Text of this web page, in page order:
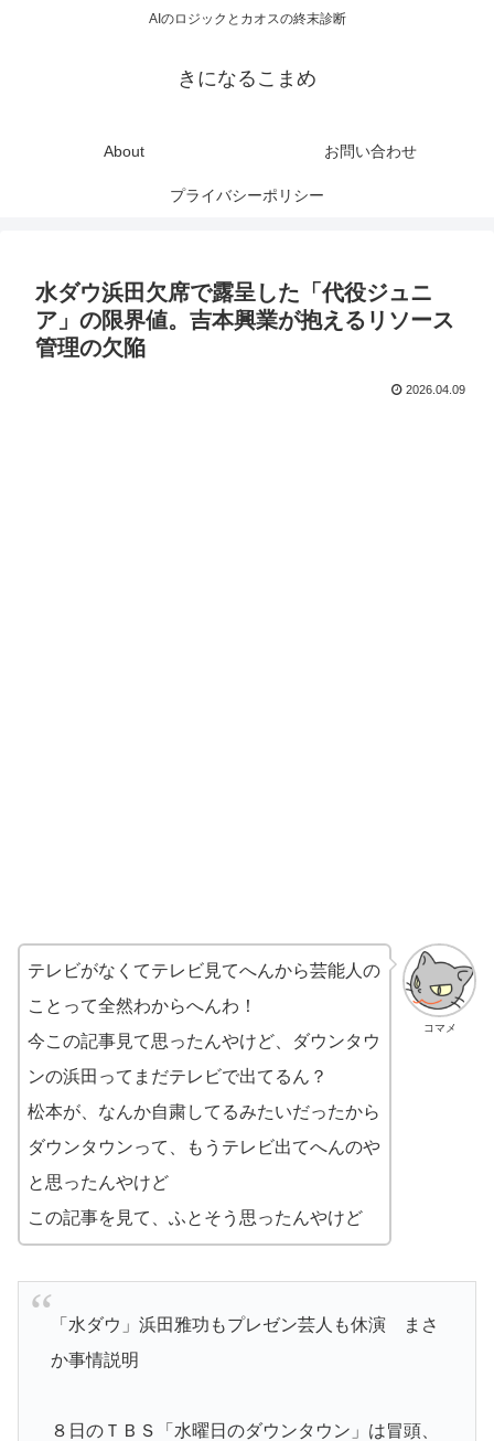
AIのロジックとカオスの終末診断
きになるこまめ
About お問い合わせ
プライバシーポリシー
水ダウ浜田欠席で露呈した「代役ジュニ
ア」の限界値。吉本興業が抱えるリソース
管理の欠陥
2026.04.09
コマメ
テレビがなくてテレビ見てへんから芸能人の
ことって全然わからへんわ！
今この記事見て思ったんやけど、ダウンタウ
ンの浜田ってまだテレビで出てるん？
松本が、なんか自粛してるみたいだったから
ダウンタウンって、もうテレビ出てへんのや
と思ったんやけど
この記事を見て、ふとそう思ったんやけど
「水ダウ」浜田雅功もプレゼン芸人も休演 まさ
か事情説明
８日のＴＢＳ「水曜日のダウンタウン」は冒頭、